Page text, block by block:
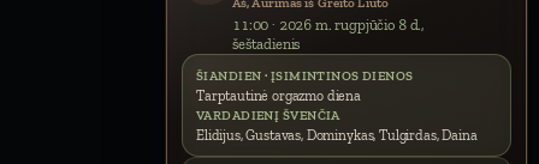
11:00 · 2026 m. rugpjūčio 8 d.,
šeštadienis
ŠIANDIEN · ĮSIMINTINOS DIENOS
Tarptautinė orgazmo diena
VARDADIENĮ ŠVENČIA
Elidijus, Gustavas, Dominykas, Tulgirdas, Daina